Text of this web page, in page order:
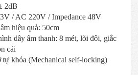
2dB
/ AC 220V / Impedance 48V
hiệu quả: 50cm
dây âm thanh: 8 mét, lõi đôi, giắc
cái
tự khóa (Mechanical self-locking)